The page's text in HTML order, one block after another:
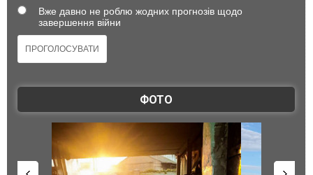
Вже давно не роблю жодних прогнозів щодо
завершення війни
ФОТО